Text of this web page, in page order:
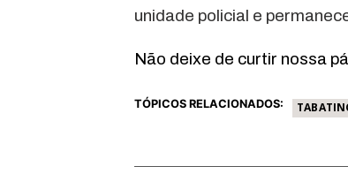
unidade policial e
Não deixe de curtir nossa
TÓPICOS RELACIONADOS: